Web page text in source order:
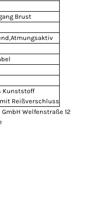
Brust
Kunststoff
Reißverschluss
Welfenstraße 12